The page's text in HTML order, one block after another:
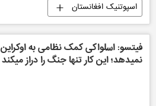
اسپوتنیک افغانستان
فیتسو: اسلواکی کمک نظامی به اوکراین
نمیدهد؛ این کار تنها جنگ را دراز میکند